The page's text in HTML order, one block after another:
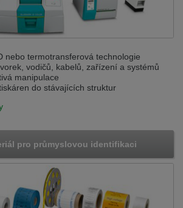
nebo termotransferová technologie
vodičů, kabelů, zařízení a systémů
manipulace
do stávajících struktur
pro průmyslovou identifikaci